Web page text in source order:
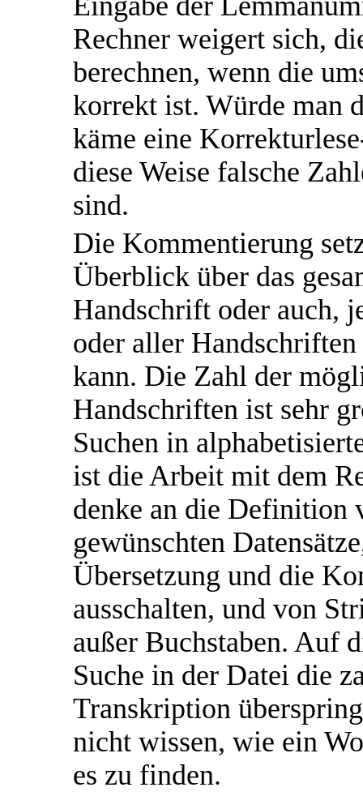
Rechner weigert sich,
berechnen, wenn die
korrekt ist. Würde man
käme eine
diese Weise falsche
sind.
Die Kommentierung
Überblick über das
Handschrift oder auch,
oder aller
kann. Die Zahl der
Handschriften ist sehr
Suchen in
ist die Arbeit mit dem
denke an die Definition
gewünschten
Übersetzung und die
ausschalten, und von
außer Buchstaben. Auf
Suche in der Datei die
Transkription
nicht wissen, wie ein
es zu finden.